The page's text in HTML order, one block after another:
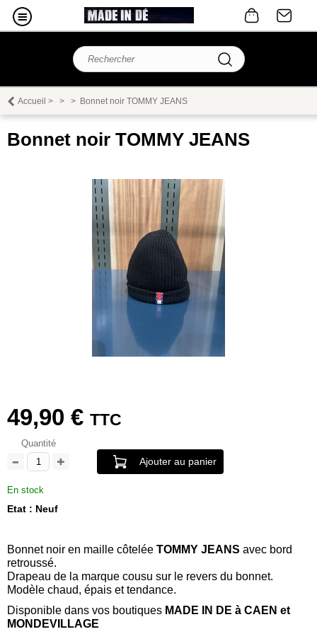
Accueil > > > Bonnet noir TOMMY JEANS
Bonnet noir TOMMY JEANS
49,90 € TTC
Quantité
Ajouter au panier
En stock
Etat : Neuf
Bonnet noir en maille côtelée TOMMY JEANS avec bord
retroussé.
Drapeau de la marque cousu sur le revers du bonnet.
Modèle chaud, épais et tendance.
Disponible dans vos boutiques MADE IN DE à CAEN et
MONDEVILLAGE